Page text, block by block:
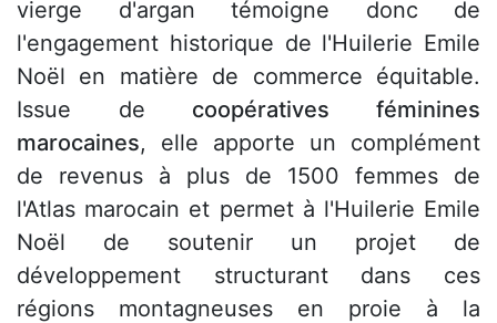
vierge d'argan témoigne donc de
l'engagement historique de l'Huilerie Emile
Noël en matière de commerce équitable.
Issue de coopératives féminines
marocaines, elle apporte un complément
de revenus à plus de 1500 femmes de
l'Atlas marocain et permet à l'Huilerie Emile
Noël de soutenir un projet de
développement structurant dans ces
régions montagneuses en proie à la